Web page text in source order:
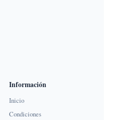
Información
Inicio
Condiciones